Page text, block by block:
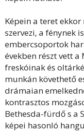
Képein a teret
szervezi, a fénynek
embercsoportok
években részt vett
freskóinak és
munkán követhető
drámaian
kontrasztos
Bethesda-fürdő s a
képei hasonló